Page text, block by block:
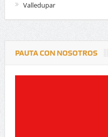
Valledupar
PAUTA CON NOSOTROS